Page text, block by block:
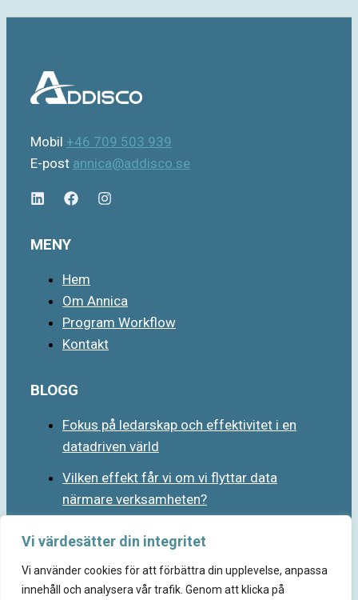
Vi värdesätter din integritet
Vi använder cookies för att förbättra din upplevelse, anpassa
innehåll och analysera vår trafik. Genom att klicka på
Mobil +46 709 503 939
E-post annica@addisco.se
MENY
Hem
Om Annica
Program Workflow
Kontakt
BLOGG
Fokus på ledarskap och effektivitet i en
datadriven värld
Vilken effekt får vi om vi flyttar data
närmare verksamheten?